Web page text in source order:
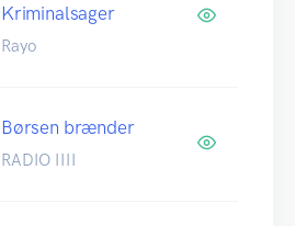
Kriminalsager
Rayo
Børsen brænder
RADIO IIII